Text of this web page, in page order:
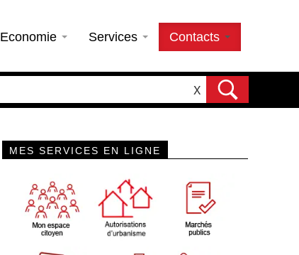
Economie Services Contacts
X
MES SERVICES EN LIGNE